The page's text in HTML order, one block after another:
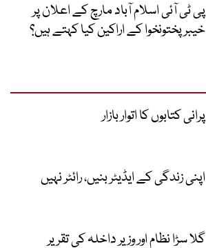
پی ٹی آئی اسلام آباد مارچ کے اعلان پر
خیبر پختونخوا کے اراکین کیا کہتے ہیں؟
پرانی کتابوں کا اتوار بازار
اپنی زندگی کے ایڈیٹر بنیں، رائٹر نہیں
گلا سڑا نظام اور وزیر داخلہ کی تقریر